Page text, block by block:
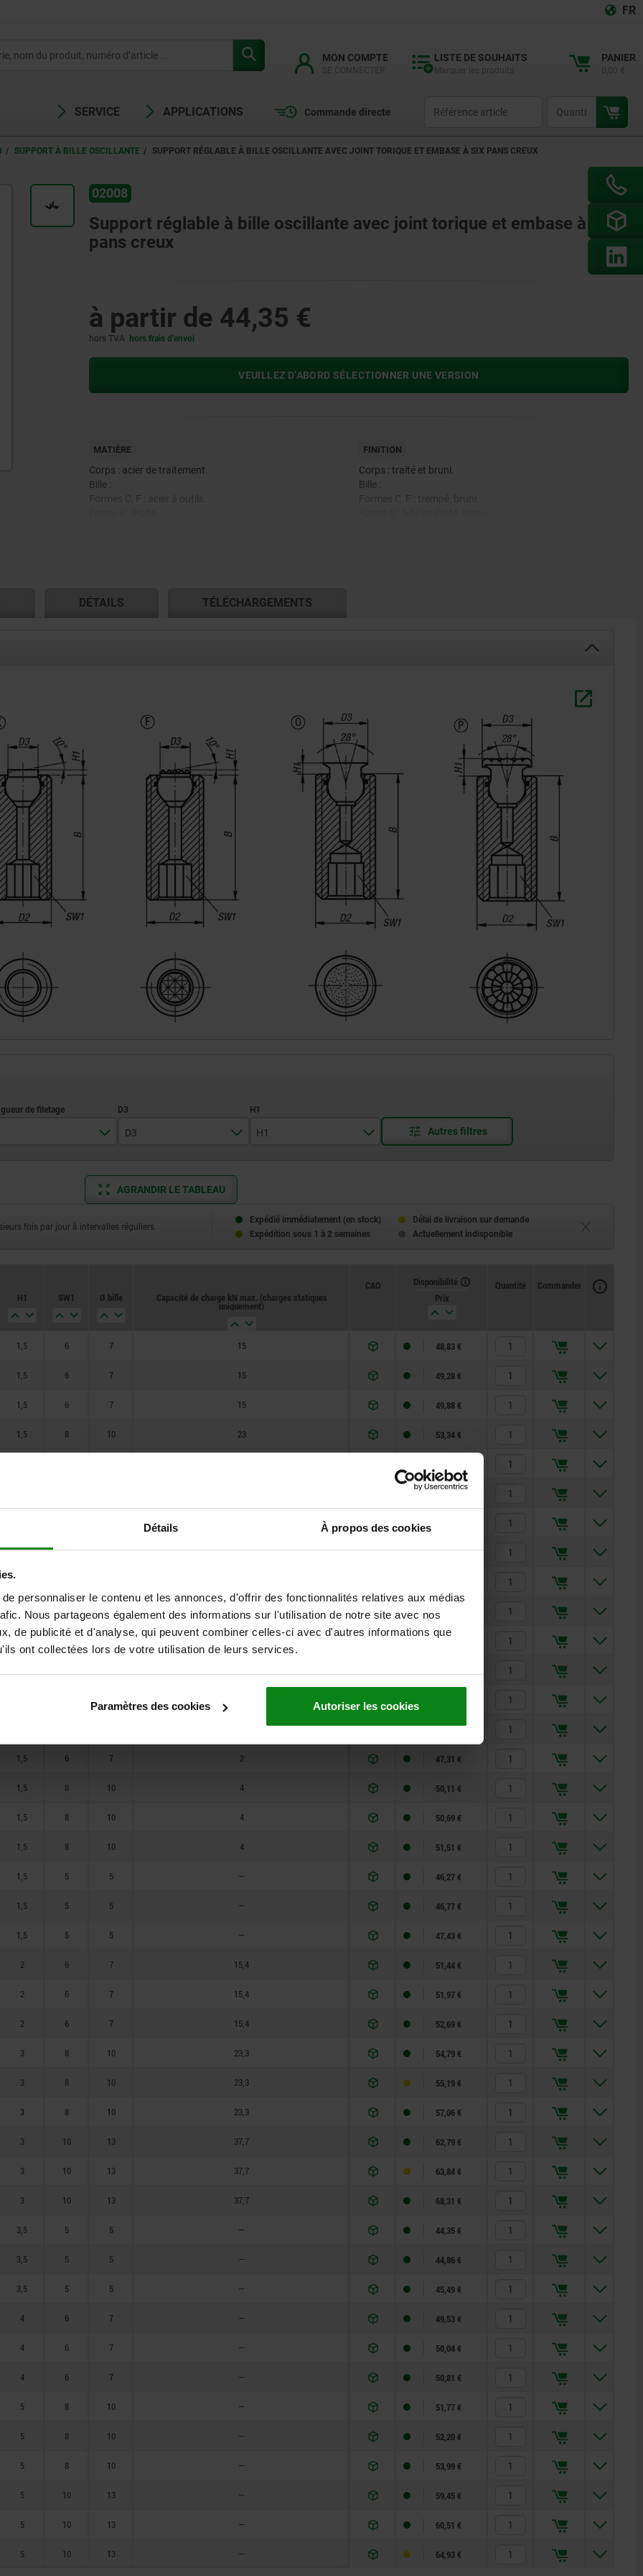
Détails À propos des cookies
personnaliser le contenu et les annonces, d'offrir des fonctionnalités relatives aux médias
Nous partageons également des informations sur l'utilisation de notre site avec nos
de publicité et d'analyse, qui peuvent combiner celles-ci avec d'autres informations que
ont collectées lors de votre utilisation de leurs services.
Paramètres des cookies Autoriser les cookies
FR
MON COMPTE LISTE DE SOUHAITS PANIER
SERVICE APPLICATIONS Commande directe
SUPPORT À BILLE OSCILLANTE SUPPORT RÉGLABLE À BILLE OSCILLANTE AVEC JOINT TORIQUE ET EMBASE À SIX PANS CREUX
02008
Support réglable à bille oscillante avec joint torique et embase à six
pans creux
à partir de 44,35 €
hors TVA hors frais d’envoi
VEUILLEZ D’ABORD SÉLECTIONNER UNE VERSION
MATIÈRE
Corps : acier de traitement.
Bille :
FINITION
Corps : traité et bruni.
Bille :
DÉTAILS TÉLÉCHARGEMENTS
D3
8
H1
3
AGRANDIR LE TABLEAU
fois par jour à intervalles réguliers.
Expédié immédiatement (en stock)
Délai de livraison sur demande
Expédition sous 1 à 2 semaines
Actuellement indisponible
H1 SW1 Ø bille Capacité de charge kN max. (charges statiques
uniquement)
CAO
Disponibilité
Prix
Quantité Commander
1,5 6 7 15 48,83 €
1,5 6 7 15 49,28 €
1,5 6 7 15 49,88 €
1,5 8 10 23 53,34 €
54,77 €
1,5 6 7 15 51,91 €
1,5 8 10 23 56,38 €
56,80 €
46,71 €
1,5 6 7 2 47,31 €
1,5 8 10 4 50,11 €
1,5 8 10 4 50,69 €
1,5 8 10 4 51,51 €
1,5 5 5 — 46,27 €
1,5 5 5 — 46,77 €
1,5 5 5 — 47,43 €
2 6 7 15,4 51,44 €
2 6 7 15,4 51,97 €
2 6 7 15,4 52,69 €
3 8 10 23,3 54,79 €
3 8 10 23,3 55,19 €
3 8 10 23,3 57,06 €
3 10 13 37,7 62,79 €
3 10 13 37,7 63,84 €
3 10 13 37,7 68,31 €
3,5 5 5 — 44,35 €
3,5 5 5 — 44,86 €
3,5 5 5 — 45,49 €
4 6 7 — 49,53 €
4 6 7 — 50,04 €
4 6 7 — 50,81 €
5 8 10 — 51,77 €
5 8 10 — 52,20 €
5 8 10 — 53,99 €
5 10 13 — 59,45 €
5 10 13 — 60,51 €
5 10 13 — 64,93 €